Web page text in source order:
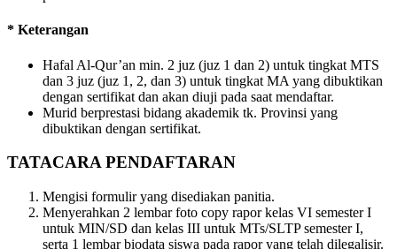
* Keterangan
Hafal Al-Qur’an min. 2 juz (juz 1 dan 2) untuk tingkat MTS
dan 3 juz (juz 1, 2, dan 3) untuk tingkat MA yang dibuktikan
dengan sertifikat dan akan diuji pada saat mendaftar.
Murid berprestasi bidang akademik tk. Provinsi yang
dibuktikan dengan sertifikat.
TATACARA PENDAFTARAN
Mengisi formulir yang disediakan panitia.
Menyerahkan 2 lembar foto copy rapor kelas VI semester I
untuk MIN/SD dan kelas III untuk MTs/SLTP semester I,
serta 1 lembar biodata siswa pada rapor yang telah dilegalisir.